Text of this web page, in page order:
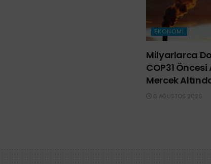
EKONOMI
Milyarlarca
COP31
Mercek
6 AĞUSTOS 2026